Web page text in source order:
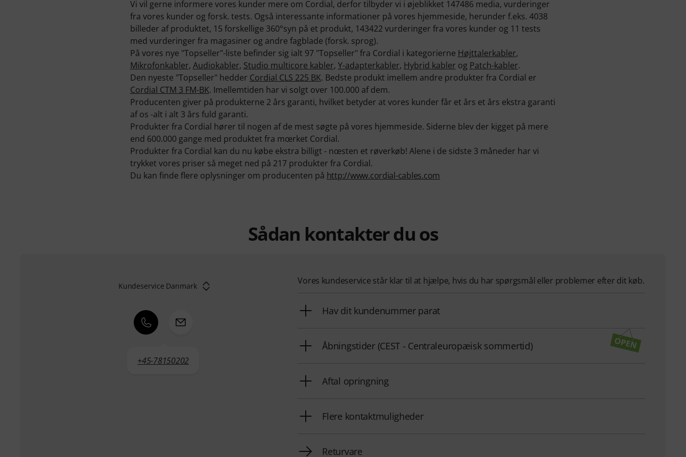
Vi vil gerne informere vores kunder mere om Cordial, derfor tilbyder vi i øjeblikket 147486 media, vurderinger
fra vores kunder og forsk. tests. Også interessante informationer på vores hjemmeside, herunder f.eks. 4038
billeder af produktet, 15 forskellige 360°syn på et produkt, 143422 vurderinger fra vores kunder og 11 tests
med vurderinger fra magasiner og andre fagblade (forsk. sprog).
På vores nye "Topseller"-liste befinder sig ialt 97 "Topseller" fra Cordial i kategorierne Højttalerkabler,
Mikrofonkabler, Audiokabler, Studio multicore kabler, Y-adapterkabler, Hybrid kabler og Patch-kabler.
Den nyeste "Topseller" hedder Cordial CLS 225 BK. Bedste produkt imellem andre produkter fra Cordial er
Cordial CTM 3 FM-BK. Imellemtiden har vi solgt over 100.000 af dem.
Producenten giver på produkterne 2 års garanti, hvilket betyder at vores kunder får et års et års ekstra garanti
af os -alt i alt 3 års fuld garanti.
Produkter fra Cordial hører til nogen af de mest søgte på vores hjemmeside. Siderne blev der kigget på mere
end 600.000 gange med produktet fra mœrket Cordial.
Produkter fra Cordial kan du nu købe ekstra billigt - nœsten et røverkøb! Alene i de sidste 3 måneder har vi
trykket vores priser så meget ned på 217 produkter fra Cordial.
Du kan finde flere oplysninger om producenten på http://www.cordial-cables.com
Sådan kontakter du os
Kundeservice Danmark
+45-78150202
Vores kundeservice står klar til at hjælpe, hvis du har spørgsmål eller problemer efter dit køb.
Hav dit kundenummer parat
Åbningstider (CEST - Centraleuropæisk sommertid)
Aftal opringning
Flere kontaktmuligheder
Returvare